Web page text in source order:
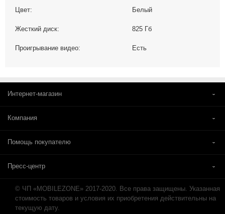
Цвет: Белый
Жесткий диск: 825 Гб
Проигрывание видео: Есть
Интернет-магазин
Компания
Помощь покупателю
Пресс-центр
© ЧП «MOBILEZONE» 2017-2020. Все права защищены. Указанная
стоимость товаров и условия их приобретения действительны на
текущую дату.